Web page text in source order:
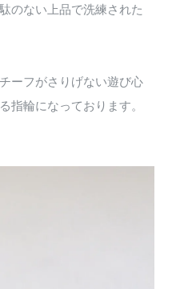
のない上品で洗練された
ーフがさりげない遊び心
指輪になっております。